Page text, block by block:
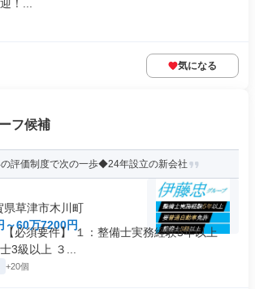
！...
気になる
フ候補
評価制度で次の一歩◆24年設立の新会社
草津市木川町
～60万7200円
必須要件】 １：整備士実務経験5年以上
3級以上 ３...
+20個